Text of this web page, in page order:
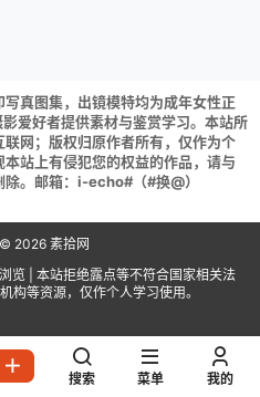
真图集，出镜模特均为成年女性正
爱好者提供素材与鉴赏学习。本站所
网；版权归原作者所有，仅作为个
站上有侵犯您的权益的作品，请与
。邮箱：i-echo#（#换@）
2026 素拾网
览 | 本站拒绝露点等不符合国家相关法
构等资源，仅作个人学习使用。
搜索 菜单 我的